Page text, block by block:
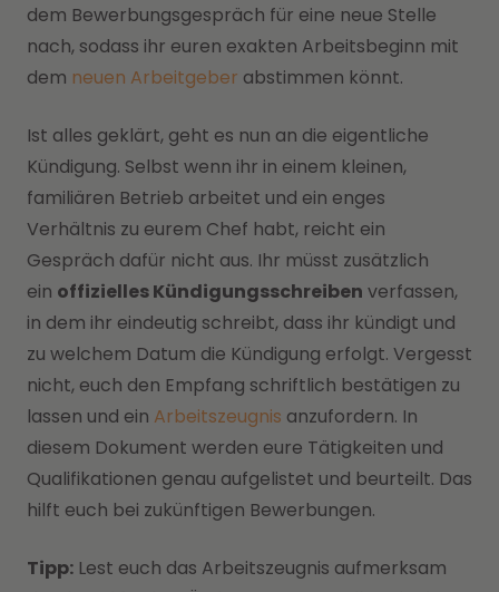
dem Bewerbungsgespräch für eine neue Stelle
nach, sodass ihr euren exakten Arbeitsbeginn mit
dem neuen Arbeitgeber abstimmen könnt.
Ist alles geklärt, geht es nun an die eigentliche
Kündigung. Selbst wenn ihr in einem kleinen,
familiären Betrieb arbeitet und ein enges
Verhältnis zu eurem Chef habt, reicht ein
Gespräch dafür nicht aus. Ihr müsst zusätzlich
ein offizielles Kündigungsschreiben verfassen,
in dem ihr eindeutig schreibt, dass ihr kündigt und
zu welchem Datum die Kündigung erfolgt. Vergesst
nicht, euch den Empfang schriftlich bestätigen zu
lassen und ein Arbeitszeugnis anzufordern. In
diesem Dokument werden eure Tätigkeiten und
Qualifikationen genau aufgelistet und beurteilt. Das
hilft euch bei zukünftigen Bewerbungen.
Tipp: Lest euch das Arbeitszeugnis aufmerksam